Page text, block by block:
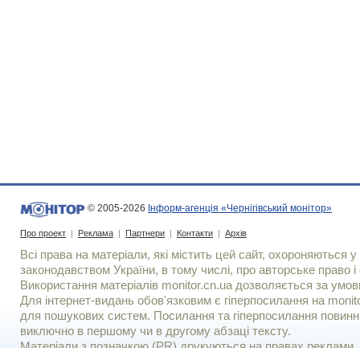
© 2005-2026 Інформ-агенція «Чернігівський монітор»
Про проект | Реклама | Партнери | Контакти | Архів
Всі права на матеріали, які містить цей сайт, охороняються у
законодавством України, в тому числі, про авторське право і
Використання матерiалiв monitor.cn.ua дозволяється за
Для iнтернет-видань обов'язковим є гiперпосилання на
для пошукових систем. Посилання та гіперпосилання
виключно в першому чи в другому абзаці тексту.